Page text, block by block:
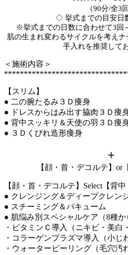
（90分/全3回
◇ 挙式までの目安日
※挙式までの日数に合わせて3回
肌の生まれ変わるサイクルを考え
手入れを推奨して
＜施術内容＞
【スリム】
● 二の腕たるみ３Ｄ痩身
● ドレスからはみ出す脇肉３Ｄ痩
● 背中スッキリ＆天使の羽３Ｄ痩
● ３Ｄくびれ造形痩身
＋
【顔・首・デコルテ】or
【顔・首・デコルテ】Select 【背
● クレンジング＆ディープクレン
● スチーミング＆バキューム
● 肌悩み別スペシャルケア（8種か
・ビタミンＣ導入（ニキビ・美白
・コラーゲンプラズマ導入（小じ
・ウォーターピーリング（毛穴汚